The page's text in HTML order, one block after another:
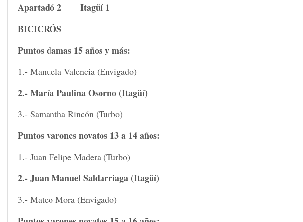
Apartadó 2 Itagüí 1
BICICRÓS
Puntos damas 15 años y más:
1.- Manuela Valencia (Envigado)
2.- María Paulina Osorno (Itagüí)
3.- Samantha Rincón (Turbo)
Puntos varones novatos 13 a 14 años:
1.- Juan Felipe Madera (Turbo)
2.- Juan Manuel Saldarriaga (Itagüí)
3.- Mateo Mora (Envigado)